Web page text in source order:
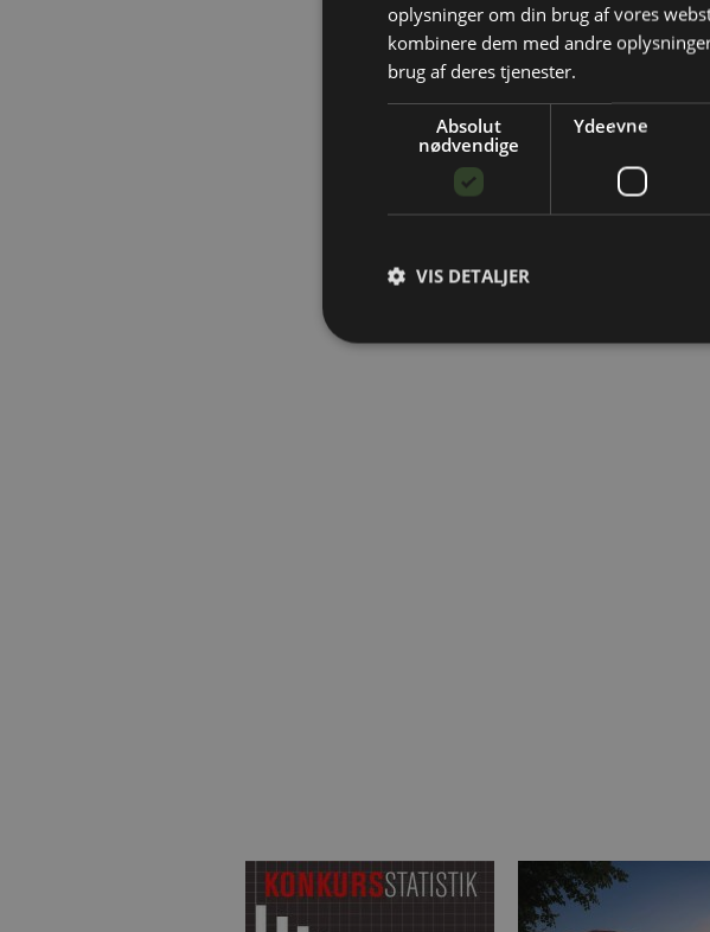
oplysninger om din brug af vores
kombinere dem med andre
brug af deres tjenester.
Absolut
nødvendige
Ydeevne
VIS DETALJER